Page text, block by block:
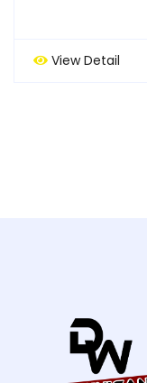
View Detail